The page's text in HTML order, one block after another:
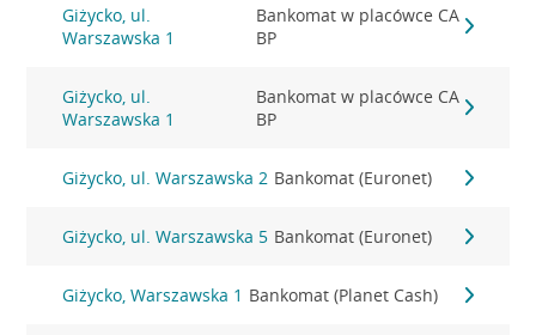
Giżycko, ul.
Warszawska 1
Bankomat w placówce CA
BP
Giżycko, ul.
Warszawska 1
Bankomat w placówce CA
BP
Giżycko, ul. Warszawska 2 Bankomat (Euronet)
Giżycko, ul. Warszawska 5 Bankomat (Euronet)
Giżycko, Warszawska 1 Bankomat (Planet Cash)